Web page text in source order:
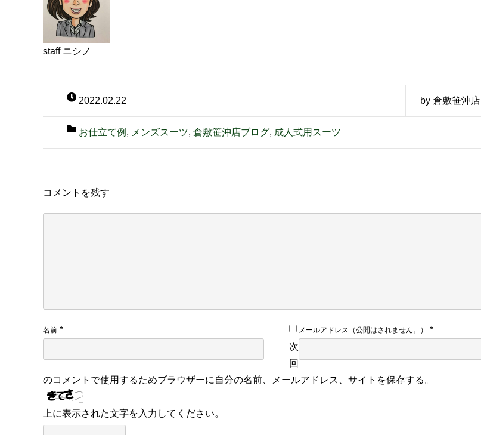
staff ニシノ
2022.02.22 by 倉敷笹沖店
お仕立て例 , メンズスーツ, 倉敷笹沖店ブログ, 成人式用スーツ
コメントを残す
名前 * メールアドレス（公開はされません。）
*
次
回
のコメントで使用するためブラウザーに自分の名前、メールアドレス、サイトを保存する。
上に表示された文字を入力してください。